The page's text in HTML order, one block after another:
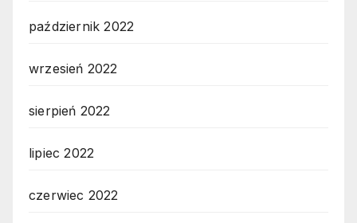
październik 2022
wrzesień 2022
sierpień 2022
lipiec 2022
czerwiec 2022